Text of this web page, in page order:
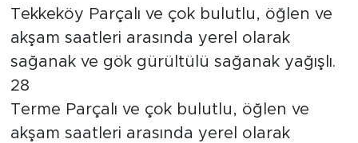
Tekkeköy Parçalı ve çok bulutlu, öğlen ve
akşam saatleri arasında yerel olarak
sağanak ve gök gürültülü sağanak yağışlı.
28
Terme Parçalı ve çok bulutlu, öğlen ve
akşam saatleri arasında yerel olarak